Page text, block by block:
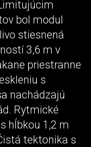
bol modul
stiesnená
3,6 m v
priestranne
s
nachádzajú
Rytmické
hĺbkou 1,2 m
tektonika s